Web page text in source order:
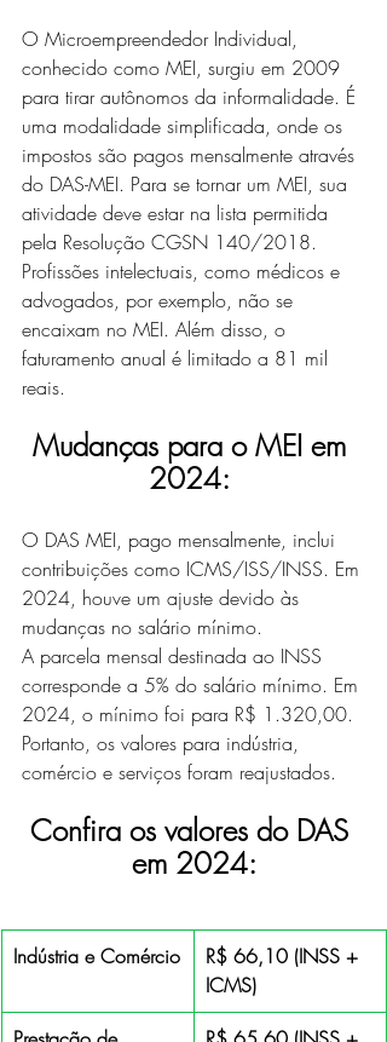
O Microempreendedor Individual,
conhecido como MEI, surgiu em 2009
para tirar autônomos da informalidade. É
uma modalidade simplificada, onde os
impostos são pagos mensalmente através
do DAS-MEI. Para se tornar um MEI, sua
atividade deve estar na lista permitida
pela Resolução CGSN 140/2018.
Profissões intelectuais, como médicos e
advogados, por exemplo, não se
encaixam no MEI. Além disso, o
faturamento anual é limitado a 81 mil
reais.
Mudanças para o MEI em
2024:
O DAS MEI, pago mensalmente, inclui
contribuições como ICMS/ISS/INSS. Em
2024, houve um ajuste devido às
mudanças no salário mínimo.
A parcela mensal destinada ao INSS
corresponde a 5% do salário mínimo. Em
2024, o mínimo foi para R$ 1.320,00.
Portanto, os valores para indústria,
comércio e serviços foram reajustados.
Confira os valores do DAS
em 2024:
Indústria e Comércio
R$ 66,10 (INSS +
ICMS)